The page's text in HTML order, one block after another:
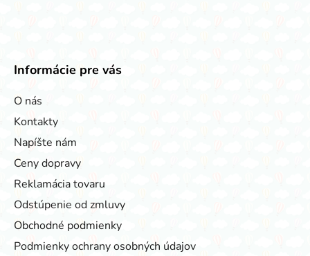
Informácie pre vás
O nás
Kontakty
Napíšte nám
Ceny dopravy
Reklamácia tovaru
Odstúpenie od zmluvy
Obchodné podmienky
Podmienky ochrany osobných údajov